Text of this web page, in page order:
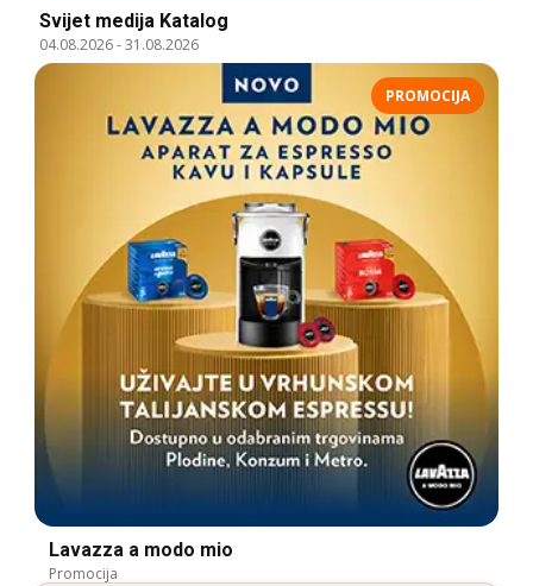
Svijet medija Katalog
04.08.2026-31.08.2026
PROMOCIJA
Lavazza a modo mio
Promocija